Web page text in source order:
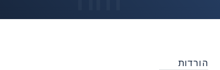
הורדות